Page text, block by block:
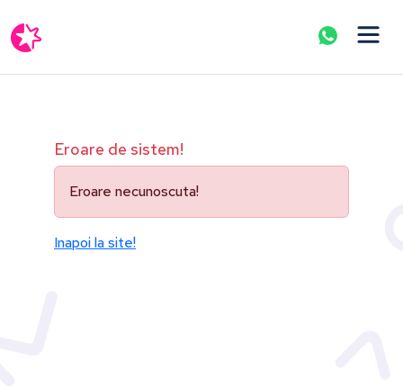
Eroare de sistem!
Eroare necunoscuta!
Inapoi la site!